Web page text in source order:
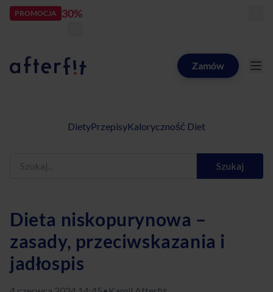
PROMOCJA 30%
Catering dietetyczny AfterfitZamów
DietyPrzepisyKaloryczność Diet
Szukaj
Dieta niskopurynowa –
zasady, przeciwskazania i
jadłospis